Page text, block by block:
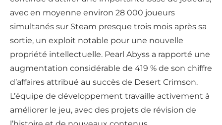
avec en moyenne environ 28 000 joueurs
simultanés sur Steam presque trois mois après sa
sortie, un exploit notable pour une nouvelle
propriété intellectuelle. Pearl Abyss a rapporté une
augmentation considérable de 419 % de son chiffre
d’affaires attribué au succès de Desert Crimson.
L’équipe de développement travaille activement à
améliorer le jeu, avec des projets de révision de